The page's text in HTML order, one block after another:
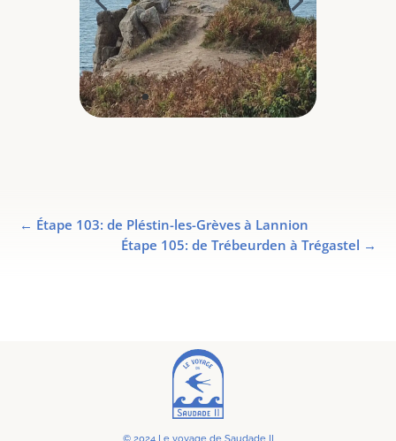
← Étape 103: de Pléstin-les-Grèves à Lannion
Étape 105: de Trébeurden à Trégastel →